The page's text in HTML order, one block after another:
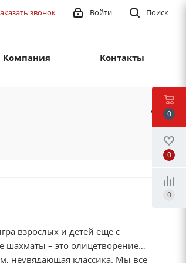
Поиск
Войти
звонок
Компания Контакты
взрослых и детей еще с
шахматы – это олицетворение
неувядающая классика. Мы все
0
0
0